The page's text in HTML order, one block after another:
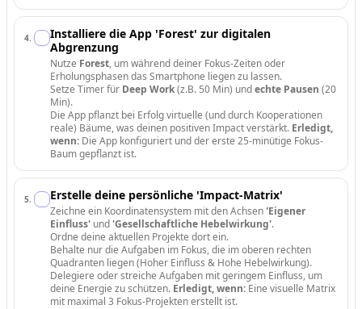
4.
Installiere die App 'Forest' zur digitalen
Abgrenzung
Nutze Forest, um während deiner Fokus-Zeiten oder
Erholungsphasen das Smartphone liegen zu lassen.
Setze Timer für Deep Work(z.B. 50 Min) undechte Pausen (20
Min).
Die App pflanzt bei Erfolg virtuelle (und durch Kooperationen
reale) Bäume, was deinen positiven Impact verstärkt. Erledigt,
wenn: Die App konfiguriert und der erste 25-minütige Fokus-
Baum gepflanzt ist.
5. Erstelle deine persönliche 'Impact-Matrix'
Zeichne ein Koordinatensystem mit den Achsen'Eigener
Einfluss' und'Gesellschaftliche Hebelwirkung'.
Ordne deine aktuellen Projekte dort ein.
Behalte nur die Aufgaben im Fokus, die im oberen rechten
Quadranten liegen (Hoher Einfluss & Hohe Hebelwirkung).
Delegiere oder streiche Aufgaben mit geringem Einfluss, um
deine Energie zu schützen. Erledigt, wenn: Eine visuelle Matrix
mit maximal 3 Fokus-Projekten erstellt ist.